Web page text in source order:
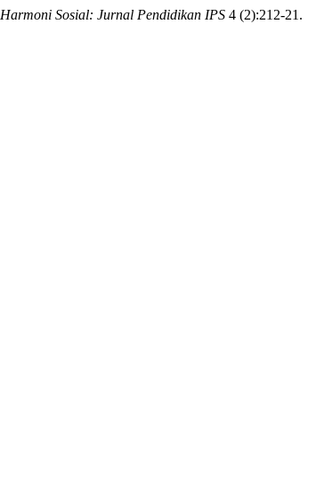
Harmoni Sosial: Jurnal Pendidikan IPS 4 (2):212-21.